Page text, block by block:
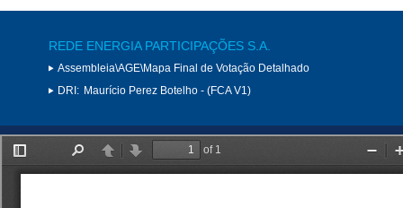
REDE ENERGIA PARTICIPAÇÕES S.A.
Assembleia\AGE\Mapa Final de Votação Detalhado
DRI: Maurício Perez Botelho - (FCA V1)